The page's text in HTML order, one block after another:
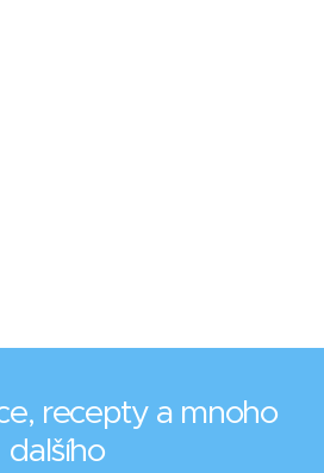
recepty a mnoho
dalšího